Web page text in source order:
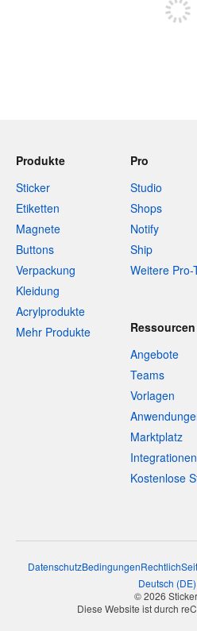
Produkte
Sticker
Etiketten
Magnete
Buttons
Verpackung
Kleidung
Acrylprodukte
Mehr Produkte
Pro
Studio
Shops
Notify
Ship
Weitere Pro-
Ressourcen
Angebote
Teams
Vorlagen
Marktplatz
Integrationen
Kostenlose
DatenschutzBedingungenRechtlich
Deutsch (DE)
© 2026
Diese Website ist durch